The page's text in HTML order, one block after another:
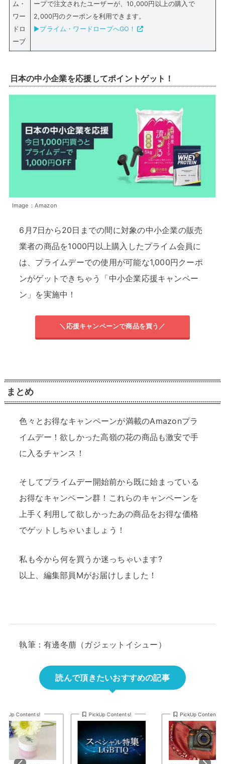
ム・
ワー
ドロ
ーブ
ープで注文されたユーザーが、10,000円以上の購入で
2,000円のクーポンを利用できます。
▶プライム・ワードロープへGO！
日本の中小企業を応援してポイントゲット！
Image：Amazon
6月7日から20日までの間に対象の中小企業の販売
業者の商品を1000円以上購入したプライム会員に
は、プライムデーでの使用が可能な1,000円クーポ
ンがゲットできちゃう「中小企業応援キャンペー
ン」を実施中！
＼応援キャンペーンで商品を買う／
まとめ
色々とお得なキャンペーンが満載のAmazonプラ
イムデー！欲しかった高嶺の花の商品も激安で手
に入るチャンス！
そしてプライムデー開始前から既に始まっている
お得なキャンペーン群！これらのキャンペーンを
上手く利用して欲しかったあの商品をお得な価格
でゲットしちゃいましょう！
私も今から何を買うか迷っちゃいます?
以上、編集部員Mがお届けしました！
執筆：有邊冬萠（ガジェットイシュー）
読んで頂きたいおすすめの記事
Contents! PickUp Contents! PickUp Contents!